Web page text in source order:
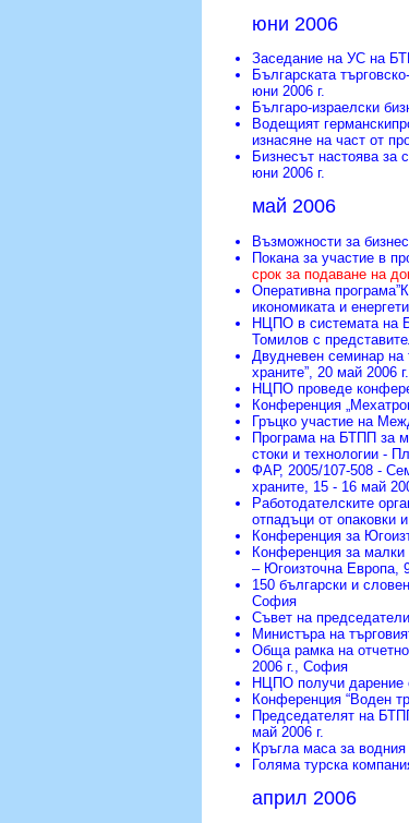
юни 2006
Заседание на УС на
Българската
юни 2006 г.
Българо-израелски
Водещият
изнасяне на част от
Бизнесът настоява за
юни 2006 г.
май 2006
Възможности за
Покана за участие в
срок за подаване на
Оперативна
икономиката и
НЦПО в системата на
Томилов с
Двудневен семинар на
храните” , 20 май 2006 г.
НЦПО проведе
Конференция
Гръцко участие на
Програма на БТПП за
стоки и технологии -
ФАР, 2005/107-508 -
храните , 15 - 16 май
Работодателските
отпадъци от опаковки
Конференция за
Конференция за малки
– Югоизточна Европа ,
150 български и
София
Съвет на
Министъра на
Обща рамка на
2006 г., София
НЦПО получи дарение
Конференция “Воден
Председателят на
май 2006 г.
Кръгла маса за
Голяма турска
април 2006